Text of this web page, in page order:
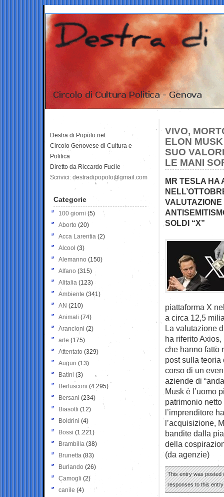
VIVO,
ELON
SUO
LE MANI
MR TESLA HA
VALUTAZIONE
SOLDI “X”
piattaforma X
a circa 12,5
La valutazione
ha riferito
che hanno fatto
post sulla teoria
corso di un
aziende di
Musk è l’uomo
patrimonio
l’imprenditore
l’acquisizione,
bandite dalla
della
(da agenzie)
This entry was posted
responses to this
Destra di Popolo.net
Circolo Genovese di Cultura e
Politica
Diretto da Riccardo Fucile
Scrivici: destradipopolo@gmail.com
Categorie
100 giorni (5)
Aborto (20)
Acca Larentia (2)
Alcool (3)
Alemanno (150)
Alfano (315)
Alitalia (123)
Ambiente (341)
AN (210)
Animali (74)
Arancioni (2)
arte (175)
Attentato (329)
Auguri (13)
Batini (3)
Berlusconi (4.295)
Bersani (234)
Biasotti (12)
Boldrini (4)
Bossi (1.221)
Brambilla (38)
Brunetta (83)
Burlando (26)
Camogli (2)
canile (4)